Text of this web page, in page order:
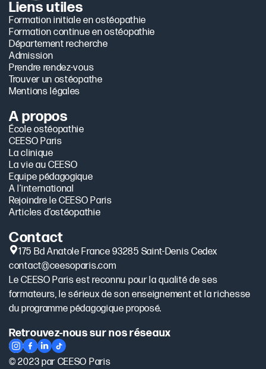
Liens utiles
Formation initiale en ostéopathie
Formation continue en ostéopathie
Département recherche
Admission
Prendre rendez-vous
Trouver un ostéopathe
Mentions légales
A propos
École ostéopathie
CEESO Paris
La clinique
La vie au CEESO
Equipe pédagogique
A l’international
Rejoindre le CEESO Paris
Articles d’ostéopathie
Contact
175 Bd Anatole France 93285 Saint-Denis Cedex
contact@ceesoparis.com
Le CEESO Paris est reconnu pour la qualité de ses
formateurs, le sérieux de son enseignement et la richesse
du programme pédagogique proposé.
Retrouvez-nous sur nos réseaux
© 2023 par CEESO Paris